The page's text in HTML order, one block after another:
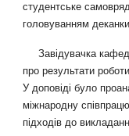
студентське
головуванням
Завідувачка
про результати
У доповіді було
міжнародну
підходів до